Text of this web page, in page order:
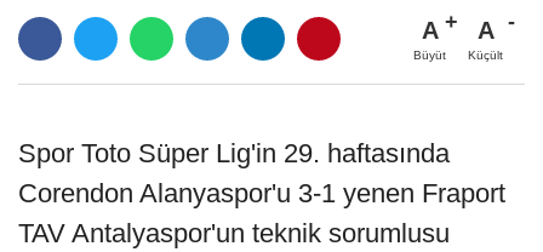
A
Büyüt
A
Küçült
Spor Toto Süper Lig'in 29. haftasında
Corendon Alanyaspor'u 3-1 yenen Fraport
TAV Antalyaspor'un teknik sorumlusu